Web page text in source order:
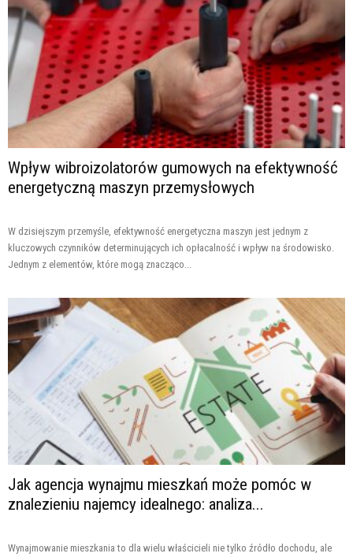
Wpływ wibroizolatorów gumowych na efektywność
energetyczną maszyn przemysłowych
W dzisiejszym przemyśle, efektywność energetyczna maszyn jest jednym z
kluczowych czynników determinujących ich opłacalność i wpływ na środowisko.
Jednym z elementów, które mogą znacząco...
Jak agencja wynajmu mieszkań może pomóc w
znalezieniu najemcy idealnego: analiza...
Wynajmowanie mieszkania to dla wielu właścicieli nie tylko źródło dochodu, ale